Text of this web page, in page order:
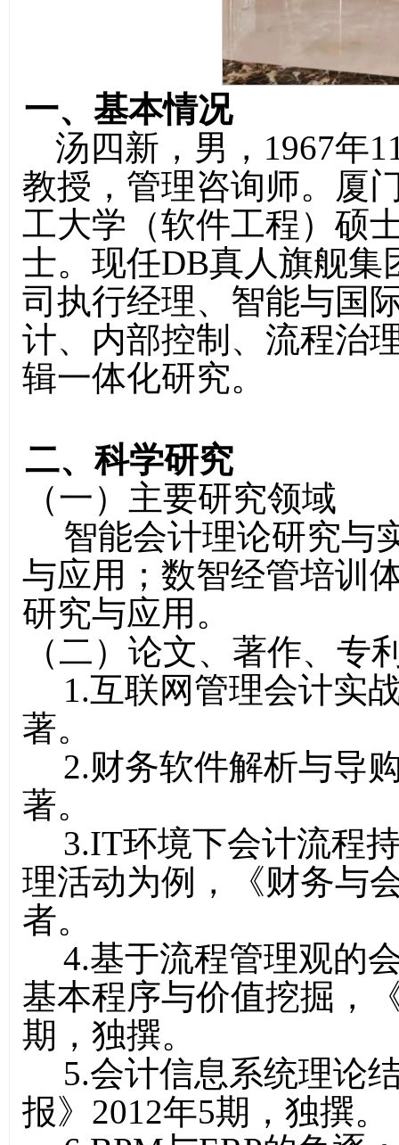
一、基本情况
汤四新，男，1967年
教授， 管理咨询师。 厦
工大学（软件工程）硕
士。 现任DB真人旗舰集
司执行经理、智能与国
计、内部控制、流程治
辑一体化研究。
二、科学研究
（一）主要研究领域
智能会计理论研究与
与应用；数智经管培训
研究与应用 。
（二）论文、著作、专
1.互联网管理会计实
著。
2.财务软件解析与导
著。
3.IT环境下会计流程
理活动为例，《财务与
者。
4.基于流程管理观的
基本程序与价值挖掘，
期，独撰。
5.会计信息系统理论
报》2012年5期，独撰。